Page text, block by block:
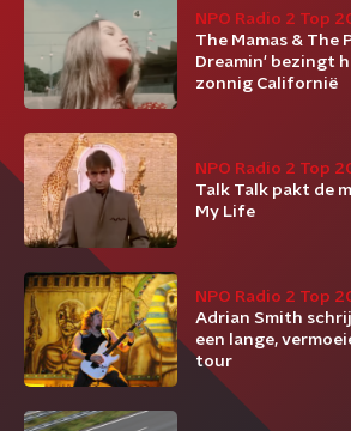
NPO Radio 2 Top
The Mamas & The
Dreamin' bezingt
zonnig Californië
NPO Radio 2 Top
Talk Talk pakt de
My Life
NPO Radio 2 Top
Adrian Smith
een lange,
tour